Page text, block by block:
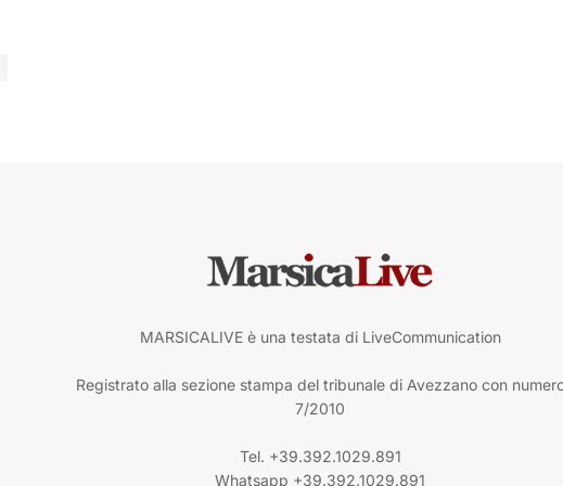
MARSICALIVE è una testata di LiveCommunication
Registrato alla sezione stampa del tribunale di Avezzano con
7/2010
Tel. +39.392.1029.891
Whatsapp +39.392.1029.891